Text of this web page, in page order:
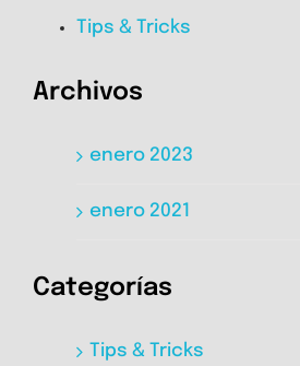
Tips & Tricks
Archivos
enero 2023
enero 2021
Categorías
Tips & Tricks